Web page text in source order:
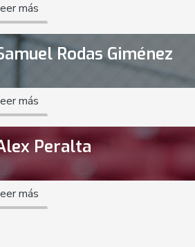
más
Rodas Giménez
más
Peralta
más